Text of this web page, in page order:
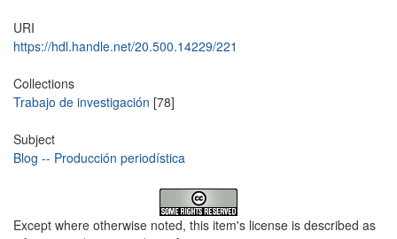
URI
https://hdl.handle.net/20.500.14229/221
Collections
Trabajo de investigación [78]
Subject
Blog -- Producción periodística
Except where otherwise noted, this item's license is described as